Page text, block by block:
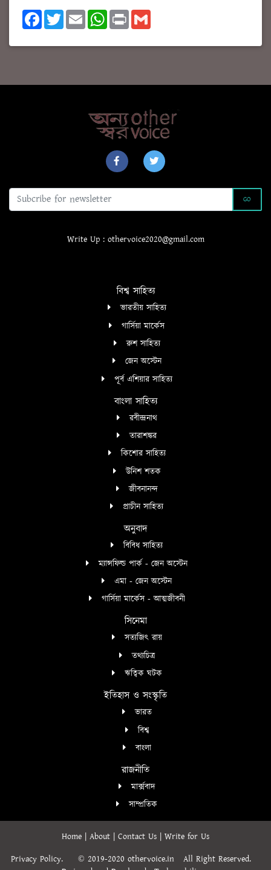
F
a
c
e
k
T
w
t
E
m
a
i
W
h
a
t
p
P
r
n i
GO
Write Up : othervoice2020@gmail.com
বিশ্ব সাহিত্য
ভারতীয় সাহিত্য
গার্সিয়া মার্কেস
রুশ সাহিত্য
জেন অস্টেন
পূর্ব এশিয়ার সাহিত্য
বাংলা সাহিত্য
রবীন্দ্রনাথ
তারাশঙ্কর
কিশোর সাহিত্য
উনিশ শতক
জীবনানন্দ
প্রাচীন সাহিত্য
অনুবাদ
বিবিধ সাহিত্য
ম্যান্সফিল্ড পার্ক - জেন অস্টেন
এমা - জেন অস্টেন
গার্সিয়া মার্কেস - আত্মজীবনী
সিনেমা
সত্যজিৎ রায়
তথ্যচিত্র
ঋত্বিক ঘটক
ইতিহাস ও সংস্কৃতি
ভারত
বিশ্ব
বাংলা
রাজনীতি
মার্ক্সবাদ
সাম্প্রতিক
Home About Contact Us
Write for Us
Privacy Policy.
© 2019-2020 othervoice.in
All Right Reserved.